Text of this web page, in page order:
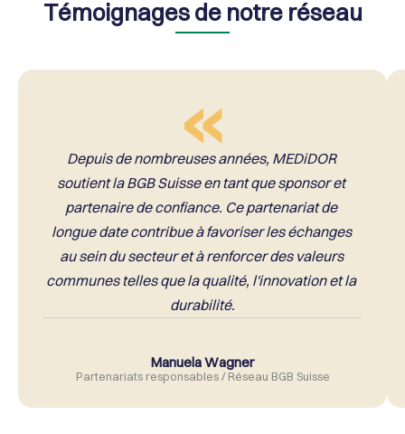
Témoignages de notre réseau
«
Depuis de nombreuses années, MEDiDOR
soutient la BGB Suisse en tant que sponsor et
partenaire de confiance. Ce partenariat de
longue date contribue à favoriser les échanges
au sein du secteur et à renforcer des valeurs
communes telles que la qualité, l'innovation et la
durabilité.
Manuela Wagner
Partenariats responsables / Réseau BGB Suisse